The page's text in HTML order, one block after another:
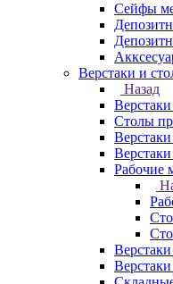
Сейфы
Верстаки и
Назад
Столы
Рабочие